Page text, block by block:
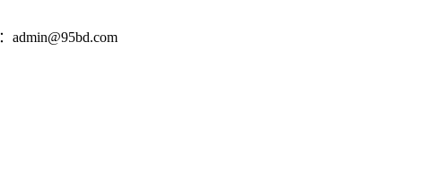
admin@95bd.com